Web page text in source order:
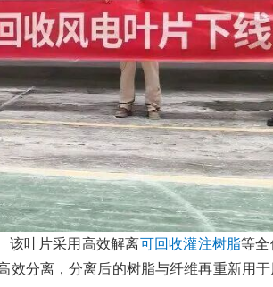
该叶片采用高效解离可回收灌注树脂等全
分离，分离后的树脂与纤维再重新用